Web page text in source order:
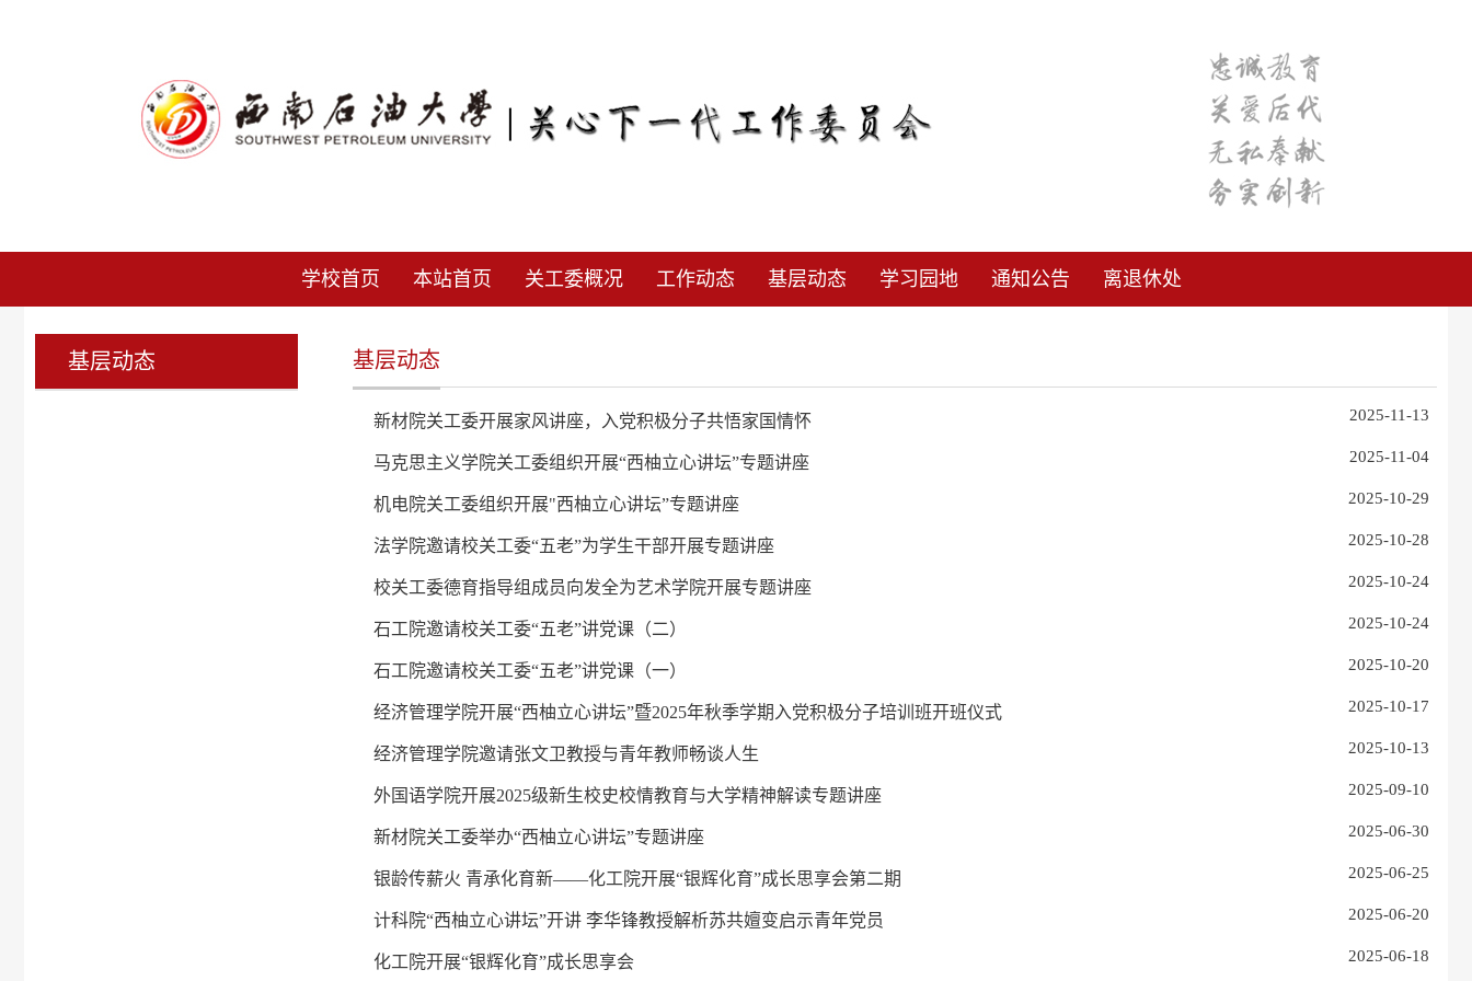
学校首页 本站首页 关工委概况 工作动态 基层动态 学习园地 通知公告 离退休处
基层动态 基层动态
新材院关工委开展家风讲座，入党积极分子共悟家国情怀 2025-11-13
马克思主义学院关工委组织开展“西柚立心讲坛”专题讲座 2025-11-04
机电院关工委组织开展"西柚立心讲坛”专题讲座 2025-10-29
法学院邀请校关工委“五老”为学生干部开展专题讲座 2025-10-28
校关工委德育指导组成员向发全为艺术学院开展专题讲座 2025-10-24
石工院邀请校关工委“五老”讲党课（二） 2025-10-24
石工院邀请校关工委“五老”讲党课（一） 2025-10-20
经济管理学院开展“西柚立心讲坛”暨2025年秋季学期入党积极分子培训班开班仪式 2025-10-17
经济管理学院邀请张文卫教授与青年教师畅谈人生 2025-10-13
外国语学院开展2025级新生校史校情教育与大学精神解读专题讲座 2025-09-10
新材院关工委举办“西柚立心讲坛”专题讲座 2025-06-30
银龄传薪火 青承化育新——化工院开展“银辉化育”成长思享会第二期 2025-06-25
计科院“西柚立心讲坛”开讲 李华锋教授解析苏共嬗变启示青年党员 2025-06-20
化工院开展“银辉化育”成长思享会 2025-06-18